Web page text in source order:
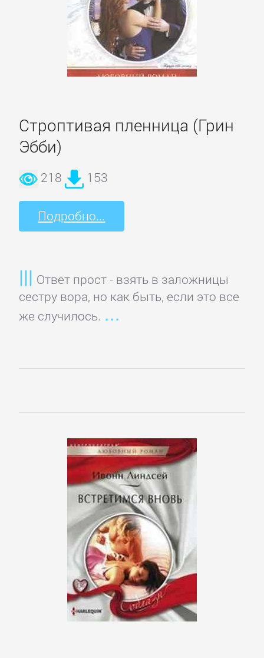
Строптивая пленница (Грин
Эбби)
218 153
Подробно...
Ответ прост - взять в заложницы
сестру вора, но как быть, если это все
же случилось.
любовные
Любовно-
фантастические
романы
любовные
романы
Современные
любовные
романы
Биология
Иностранные
История
Культурология
Математика